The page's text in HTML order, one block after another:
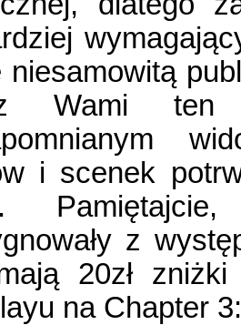
niesamowitą
ten
i scenek
z
20zł
na Chapter